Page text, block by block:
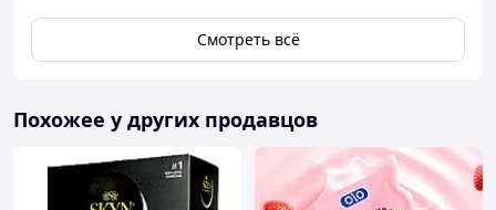
Смотреть всё
Похожее у других продавцов